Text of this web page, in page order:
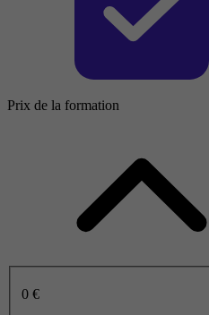
Prix de la formation
0 €